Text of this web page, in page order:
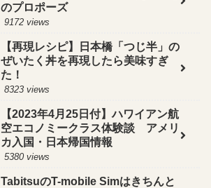
のプロポーズ
9172 views
【再現レシピ】日本橋「つじ半」の
ぜいたく丼を再現したら美味すぎ
た！
8323 views
【2023年4月25日付】ハワイアン航
空エコノミークラス体験談 アメリ
カ入国・日本帰国情報
5380 views
TabitsuのT-mobile Simはきちんと